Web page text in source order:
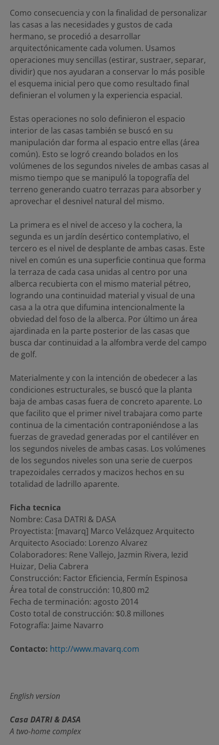
Como consecuencia y con la finalidad de personalizar
las casas a las necesidades y gustos de cada
hermano, se procedió a desarrollar
arquitectónicamente cada volumen. Usamos
operaciones muy sencillas (estirar, sustraer, separar,
dividir) que nos ayudaran a conservar lo más posible
el esquema inicial pero que como resultado final
definieran el volumen y la experiencia espacial.
Estas operaciones no solo definieron el espacio
interior de las casas también se buscó en su
manipulación dar forma al espacio entre ellas (área
común). Esto se logró creando bolados en los
volúmenes de los segundos niveles de ambas casas al
mismo tiempo que se manipuló la topografía del
terreno generando cuatro terrazas para absorber y
aprovechar el desnivel natural del mismo.
La primera es el nivel de acceso y la cochera, la
segunda es un jardín desértico contemplativo, el
tercero es el nivel de desplante de ambas casas. Este
nivel en común es una superficie continua que forma
la terraza de cada casa unidas al centro por una
alberca recubierta con el mismo material pétreo,
logrando una continuidad material y visual de una
casa a la otra que difumina intencionalmente la
obviedad del foso de la alberca. Por último un área
ajardinada en la parte posterior de las casas que
busca dar continuidad a la alfombra verde del campo
de golf.
Materialmente y con la intención de obedecer a las
condiciones estructurales, se buscó que la planta
baja de ambas casas fuera de concreto aparente. Lo
que facilito que el primer nivel trabajara como parte
continua de la cimentación contraponiéndose a las
fuerzas de gravedad generadas por el cantiléver en
los segundos niveles de ambas casas. Los volúmenes
de los segundos niveles son una serie de cuerpos
trapezoidales cerrados y macizos hechos en su
totalidad de ladrillo aparente.
Ficha tecnica
Nombre: Casa DATRI & DASA
Proyectista: [mavarq] Marco Velázquez Arquitecto
Arquitecto Asociado: Lorenzo Alvarez
Colaboradores: Rene Vallejo, Jazmin Rivera, Iezid
Huizar, Delia Cabrera
Construcción: Factor Eficiencia, Fermín Espinosa
Área total de construcción: 10,800 m2
Fecha de terminación: agosto 2014
Costo total de construcción: $0.8 millones
Fotografía: Jaime Navarro
Contacto: http://www.mavarq.com
English version
Casa DATRI & DASA
A two-home complex